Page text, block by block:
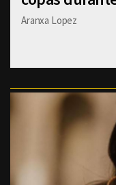
Aranxa Lopez